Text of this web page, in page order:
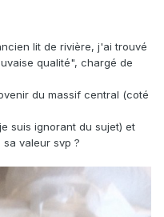
lit de rivière, j'ai trouvé
qualité", chargé de
du massif central (coté
suis ignorant du sujet) et
valeur svp ?